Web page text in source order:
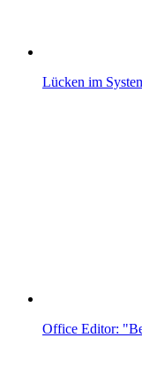
Lücken im
Office Editor: